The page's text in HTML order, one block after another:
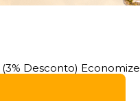
(3% Desconto) Economize